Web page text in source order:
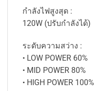
กำลังไฟสูงสุด :
120W (ปรับกำลังได้)
ระดับความสว่าง :
• LOW POWER 60%
• MID POWER 80%
• HIGH POWER 100%